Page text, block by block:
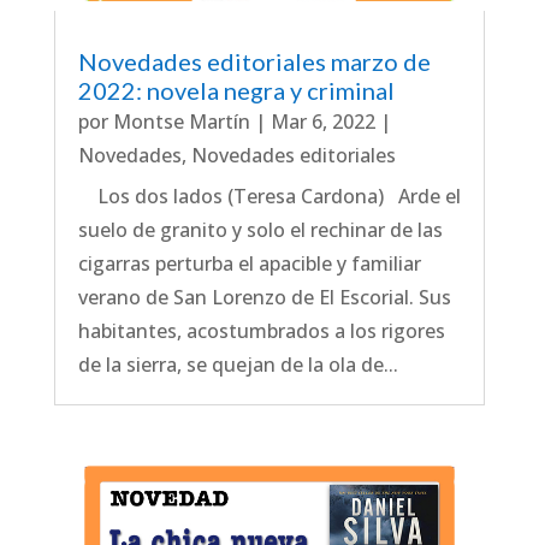
Novedades editoriales marzo de
2022: novela negra y criminal
por Montse Martín | Mar 6, 2022|
Novedades, Novedades editoriales
Los dos lados (Teresa Cardona) Arde el
suelo de granito y solo el rechinar de las
cigarras perturba el apacible y familiar
verano de San Lorenzo de El Escorial. Sus
habitantes, acostumbrados a los rigores
de la sierra, se quejan de la ola de...